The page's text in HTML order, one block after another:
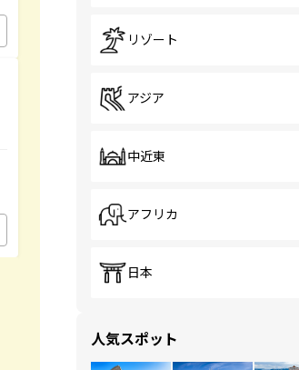
リゾート
アジア
中近東
アフリカ
日本
人気スポット